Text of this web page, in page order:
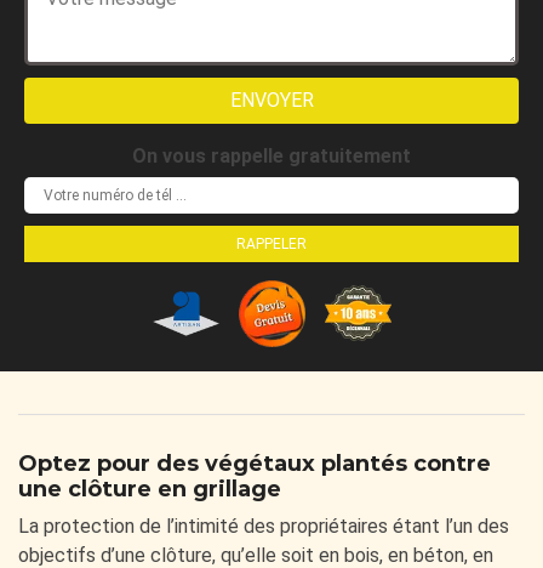
On vous rappelle gratuitement
Optez pour des végétaux plantés contre
une clôture en grillage
La protection de l’intimité des propriétaires étant l’un des
objectifs d’une clôture, qu’elle soit en bois, en béton, en